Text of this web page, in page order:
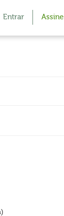
Entrar Assine